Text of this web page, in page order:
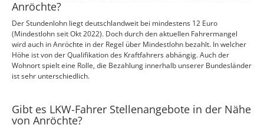
Anröchte?
Der Stundenlohn liegt deutschlandweit bei mindestens 12 Euro
(Mindestlohn seit Okt 2022). Doch durch den aktuellen Fahrermangel
wird auch in Anröchte in der Regel über Mindestlohn bezahlt. In welcher
Höhe ist von der Qualifikation des Kraftfahrers abhängig. Auch der
Wohnort spielt eine Rolle, die Bezahlung innerhalb unserer Bundesländer
ist sehr unterschiedlich.
Gibt es LKW-Fahrer Stellenangebote in der Nähe
von Anröchte?